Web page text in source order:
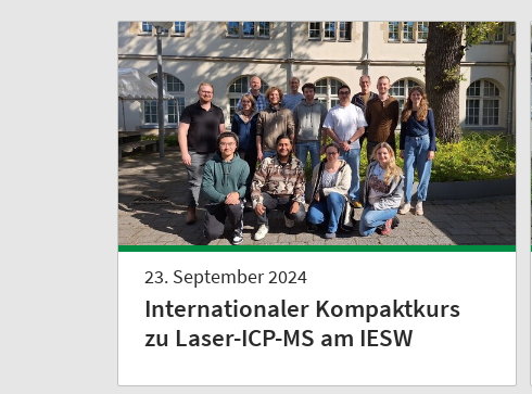
23. September 2024
Internationaler Kompaktkurs
zu Laser-ICP-MS am IESW